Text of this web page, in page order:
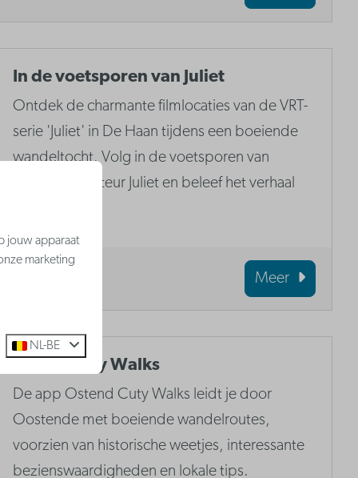
In de voetsporen van Juliet
Ontdek de charmante filmlocaties van de VRT-
serie 'Juliet' in De Haan tijdens een boeiende
wandeltocht. Volg in de voetsporen van
politie-inspecteur Juliet en beleef het verhaal
Meer
Ostend City Walks
De app Ostend Cuty Walks leidt je door
Oostende met boeiende wandelroutes,
voorzien van historische weetjes, interessante
bezienswaardigheden en lokale tips.
jouw apparaat
marketing
NL-BE